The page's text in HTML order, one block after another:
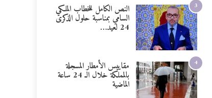
3 النص الكامل للخطاب الملكي
السامي بمناسبة حلول الذكرى
24 لعيد…
4 مقاييس الأمطار المسجلة
بالمملكة خلال الـ 24 ساعة
الماضية